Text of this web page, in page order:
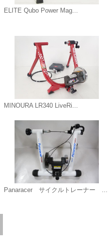
ELITE Qubo Power Mag...
MINOURA LR340 LiveRi...
Panaracer サイクルトレーナー ...